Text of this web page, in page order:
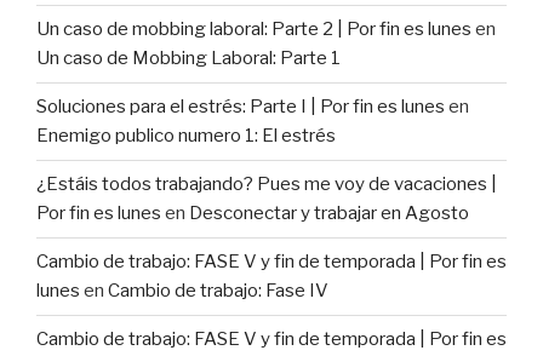
Un caso de mobbing laboral: Parte 2 | Por fin es lunes en
Un caso de Mobbing Laboral: Parte 1
Soluciones para el estrés: Parte I | Por fin es lunes en
Enemigo publico numero 1: El estrés
¿Estáis todos trabajando? Pues me voy de vacaciones |
Por fin es lunes en Desconectar y trabajar en Agosto
Cambio de trabajo: FASE V y fin de temporada | Por fin es
lunes en Cambio de trabajo: Fase IV
Cambio de trabajo: FASE V y fin de temporada | Por fin es